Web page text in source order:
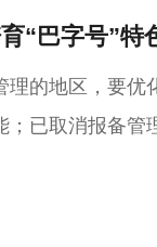
“巴字号”
理的地区，要
；已取消报备